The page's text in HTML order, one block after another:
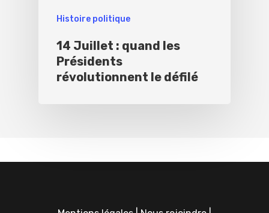
Histoire politique
14 Juillet : quand les
Présidents
révolutionnent le défilé